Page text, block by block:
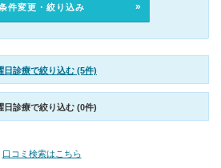
件変更・絞り込み
日診療で絞り込む (5件)
日診療で絞り込む (0件)
口コミ検索はこちら